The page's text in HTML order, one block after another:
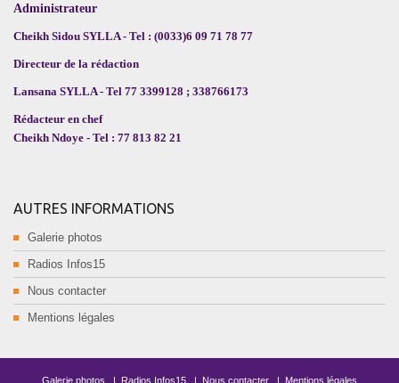
Administrateur
Cheikh Sidou SYLLA - Tel : (0033)6 09 71 78 77
Directeur de la rédaction
Lansana SYLLA - Tel 77 3399128 ; 338766173
Rédacteur en chef
Cheikh Ndoye - Tel : 77 813 82 21
AUTRES INFORMATIONS
Galerie photos
Radios Infos15
Nous contacter
Mentions légales
Galerie photos Radios Infos15 Nous contacter Mentions légales